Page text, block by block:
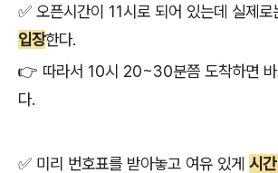
✅ 오픈시간이 11시로 되어 있는데 실제로
입장한다.
👉 따라서 10시 20~30분쯤 도착하면 바
다.
✅ 미리 번호표를 받아놓고 여유 있게 시